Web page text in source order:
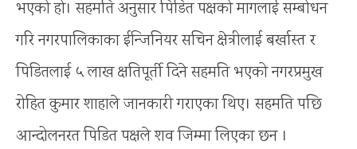
भएको हो। सहमति अनुसार पिडित पक्षको मागलाई सम्बोधन
गरि नगरपालिकाका ईन्जिनियर सचिन क्षेत्रीलाई बर्खास्त र
पिडितलाई ५ लाख क्षतिपूर्ती दिने सहमति भएको नगरप्रमुख
रोहित कुमार शाहाले जानकारी गराएका थिए। सहमति पछि
आन्दोलनरत पिडित पक्षले शव जिम्मा लिएका छन ।